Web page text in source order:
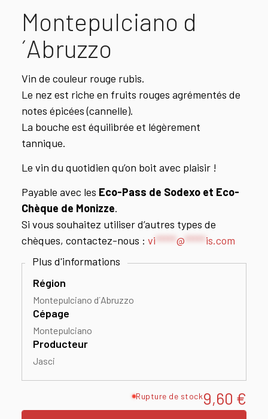
Montepulciano d
´Abruzzo
Vin de couleur rouge rubis.
Le nez est riche en fruits rouges agrémentés de
notes épicées (cannelle).
La bouche est équilibrée et légèrement
tannique.
Le vin du quotidien qu’on boit avec plaisir !
Payable avec les Eco-Pass de Sodexo et Eco-
Chèque de Monizze.
Si vous souhaitez utiliser d’autres types de
chèques, contactez-nous : vi*****@*****is.com
Région
Montepulciano d´Abruzzo
Cépage
Montepulciano
Producteur
Jasci
9,60 €
Rupture de stock